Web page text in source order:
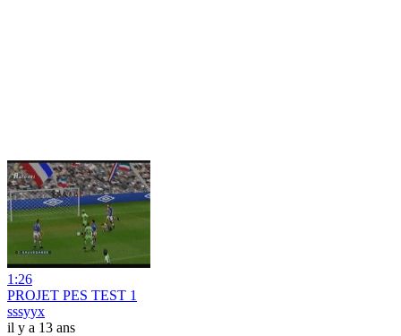
1:26
PROJET PES TEST 1
sssyyx
il y a 13 ans